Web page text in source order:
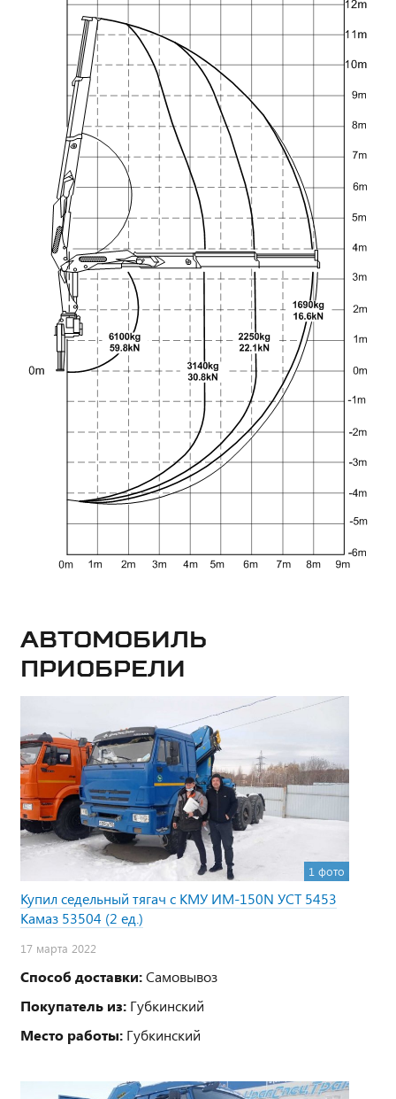
Автомобиль
приобрели
1 фото
Купил седельный тягач с КМУ ИМ-150N УСТ 5453
Камаз 53504 (2 ед.)
17 марта 2022
Способ доставки:Самовывоз
Покупатель из: Губкинский
Место работы: Губкинский